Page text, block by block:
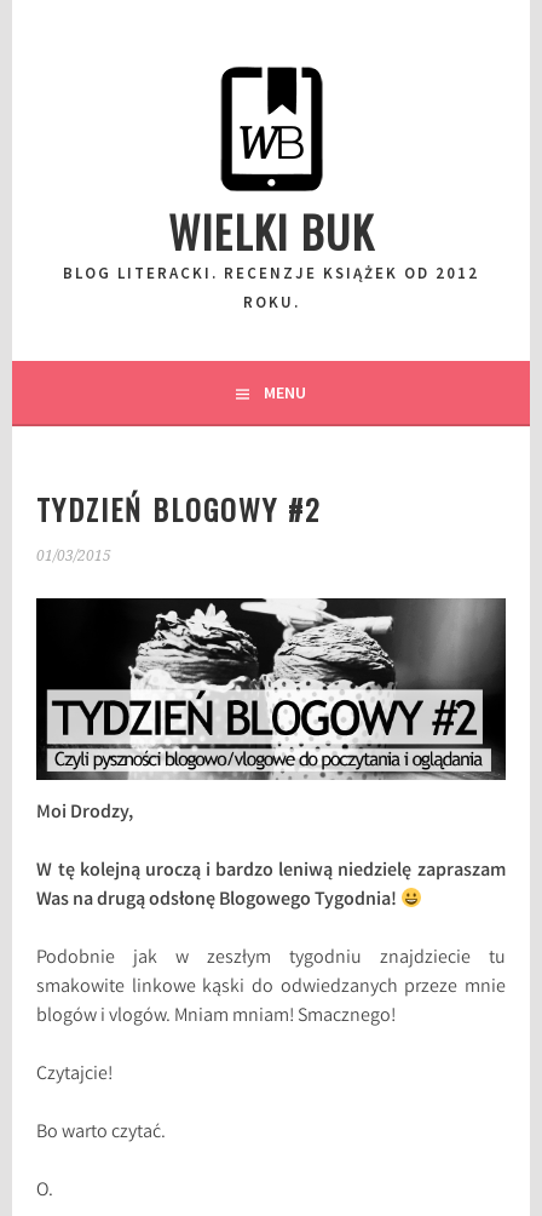
WIELKI BUK
BLOG LITERACKI. RECENZJE KSIĄŻEK OD 2012
ROKU.
MENU
TYDZIEŃ BLOGOWY #2
01/03/2015
Moi Drodzy,
W tę kolejną uroczą i bardzo leniwą niedzielę zapraszam
Was na drugą odsłonę Blogowego Tygodnia!
Podobnie jak w zeszłym tygodniu znajdziecie tu
smakowite linkowe kąski do odwiedzanych przeze mnie
blogów i vlogów. Mniam mniam! Smacznego!
Czytajcie!
Bo warto czytać.
O.